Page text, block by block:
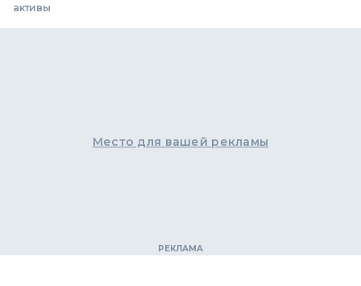
активы
Место для вашей рекламы